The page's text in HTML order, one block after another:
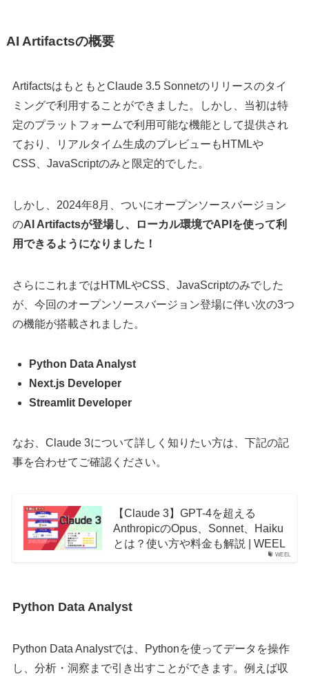
AI Artifactsの概要
ArtifactsはもともとClaude 3.5 Sonnetのリリースのタイ
ミングで利用することができました。しかし、当初は特
定のプラットフォームで利用可能な機能として提供され
ており、リアルタイム生成のプレビューもHTMLや
CSS、JavaScriptのみと限定的でした。
しかし、2024年8月、ついにオープンソースバージョン
のAI Artifactsが登場し、ローカル環境でAPIを使って利
用できるようになりました！
さらにこれまではHTMLやCSS、JavaScriptのみでした
が、今回のオープンソースバージョン登場に伴い次の3つ
の機能が搭載されました。
Python Data Analyst
Next.js Developer
Streamlit Developer
なお、Claude 3について詳しく知りたい方は、下記の記
事を合わせてご確認ください。
WEEL
【Claude 3】GPT-4を超える
AnthropicのOpus、Sonnet、Haiku
とは？使い方や料金も解説 | WEEL
Python Data Analyst
Python Data Analystでは、Pythonを使ってデータを操作
し、分析・洞察まで引き出すことができます。例えば収